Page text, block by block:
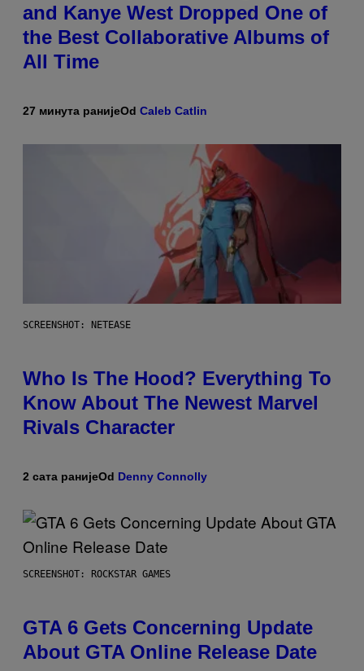
and Kanye West Dropped One of
the Best Collaborative Albums of
All Time
27 минута ранијеOd Caleb Catlin
SCREENSHOT: NETEASE
Who Is The Hood? Everything To
Know About The Newest Marvel
Rivals Character
2 сата ранијеOd Denny Connolly
SCREENSHOT: ROCKSTAR GAMES
GTA 6 Gets Concerning Update
About GTA Online Release Date